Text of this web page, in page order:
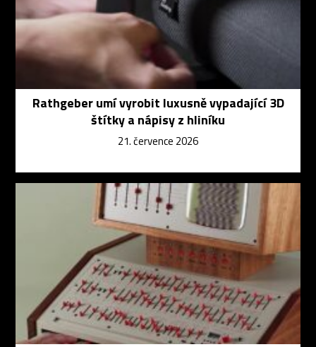
Rathgeber umí vyrobit luxusně vypadající 3D
štítky a nápisy z hliníku
21. července 2026